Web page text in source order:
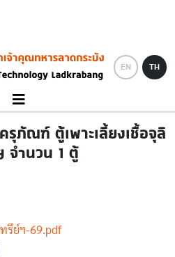
EN TH
รุภัณฑ์ ตู้เพาะเลี้ยงเชื้อจุลิ
จำนวน 1 ตู้
รีย์ฯ-69.pdf